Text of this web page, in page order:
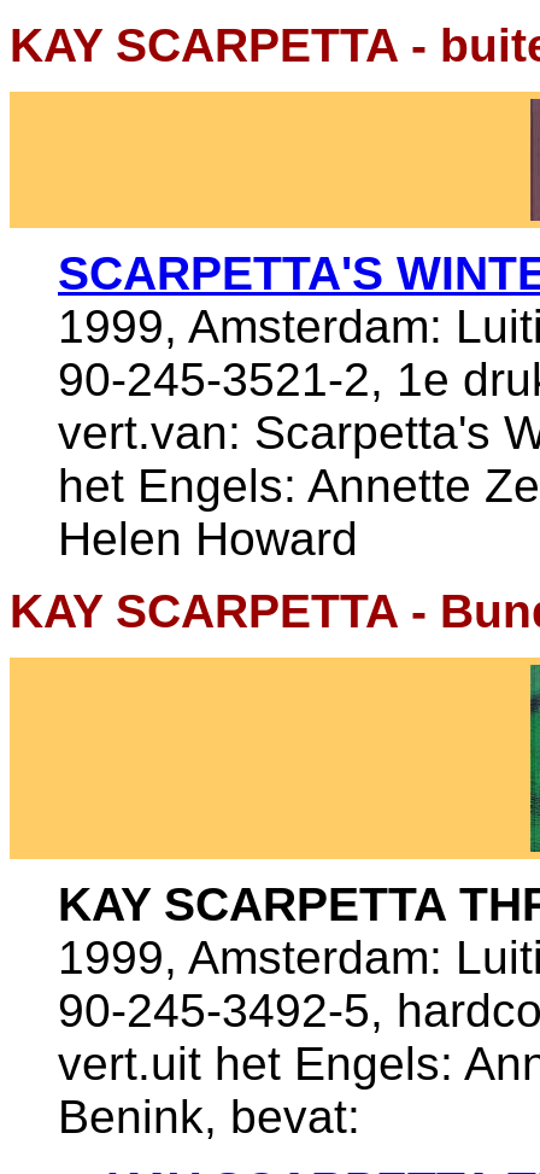
KAY SCARPETTA -
SCARPETTA'S
1999, Amsterdam:
90-245-3521-2, 1e
vert.van: Scarpetta's
het Engels: Annette
Helen Howard
KAY SCARPETTA -
KAY SCARPETTA
1999, Amsterdam:
90-245-3492-5,
vert.uit het Engels:
Benink, bevat: